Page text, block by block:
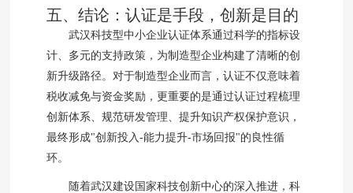
五、结论：认证是手段，创新是目的
武汉科技型中小企业认证体系通过科学的指标设
计、多元的支持政策，为制造型企业构建了清晰的创
新升级路径。对于制造型企业而言，认证不仅意味着
税收减免与资金奖励，更重要的是通过认证过程梳理
创新体系、规范研发管理、提升知识产权保护意识，
最终形成"创新投入-能力提升-市场回报"的良性循
环。
随着武汉建设国家科技创新中心的深入推进，科